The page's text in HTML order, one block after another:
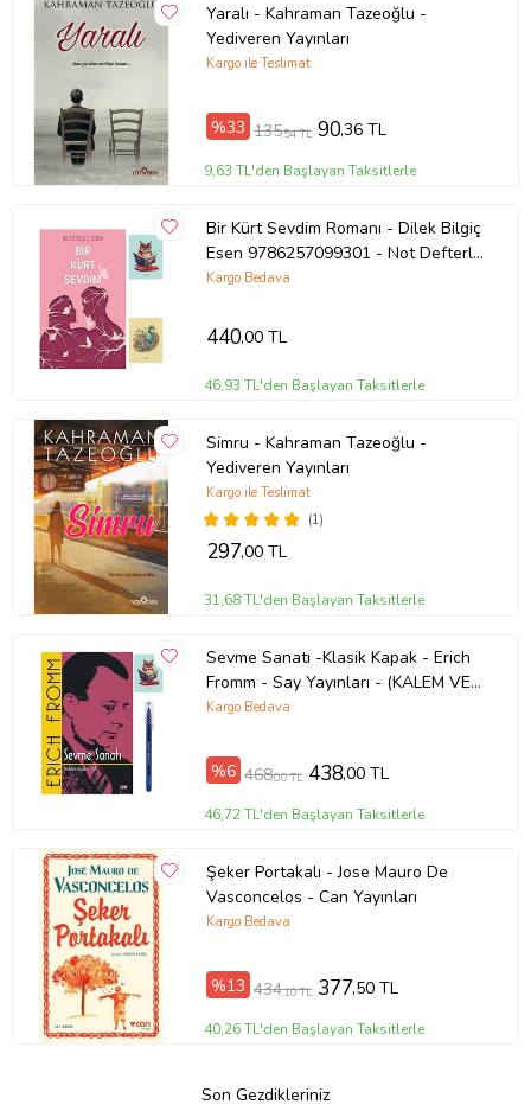
Yaralı - Kahraman Tazeoğlu -
Yediveren Yayınları
Kargo ile Teslimat
%33 135,54 TL 90,36 TL
9,63 TL'den Başlayan Taksitlerle
Bir Kürt Sevdim Romanı - Dilek Bilgiç
Esen 9786257099301 - Not Defterli
Seti (Renksiz)
Kargo Bedava
440,00 TL
46,93 TL'den Başlayan Taksitlerle
Simru - Kahraman Tazeoğlu -
Yediveren Yayınları
(1)
Kargo ile Teslimat
297,00 TL
31,68 TL'den Başlayan Taksitlerle
Sevme Sanatı -Klasik Kapak - Erich
Fromm - Say Yayınları - (KALEM VE
NOT DEFTERLİ) (Renksiz)
Kargo Bedava
%6 468,00 TL 438,00 TL
46,72 TL'den Başlayan Taksitlerle
Şeker Portakalı - Jose Mauro De
Vasconcelos - Can Yayınları
Kargo Bedava
%13 434,10 TL 377,50 TL
40,26 TL'den Başlayan Taksitlerle
Son Gezdikleriniz